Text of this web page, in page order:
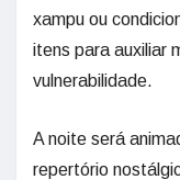
xampu ou
itens para auxiliar
vulnerabilidade.
A noite será
repertório